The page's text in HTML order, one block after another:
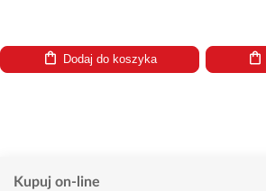
Dodaj do koszyka
Kupuj on-line